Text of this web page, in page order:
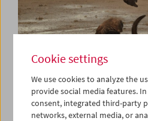
Friends of the
Dogman (2018)
Cookie settings
We use cookies to analyze the
provide social media features.
consent, integrated third-party
networks, external media, or